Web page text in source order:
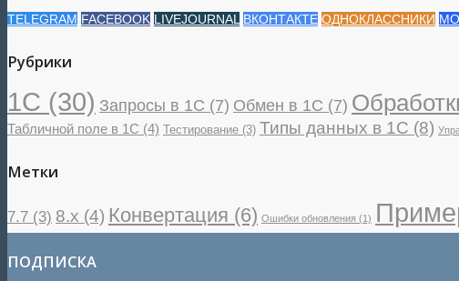
TELEGRAM FACEBOOK LIVEJOURNAL ВКОНТАКТЕ ОДНОКЛАССНИКИ
Рубрики
1С (30) Запросы в 1С (7) Обмен в 1С (7)
Табличной поле в 1С (4) Тестирование (3) Типы данных в 1С (8)
Метки
7.7 (3) 8.x (4) Конвертация (6) Ошибки обновления (1)
ПОДПИСКА